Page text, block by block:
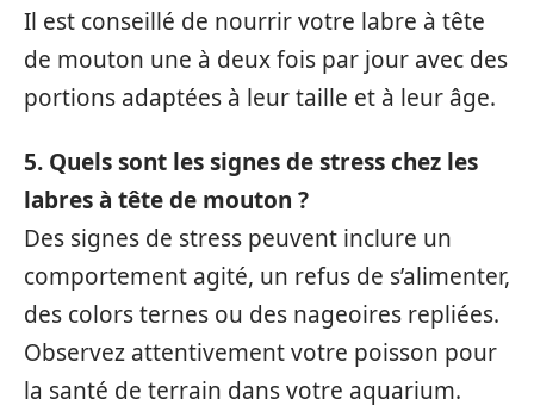
Il est conseillé de nourrir votre labre à tête
de mouton une à deux fois par jour avec des
portions adaptées à leur taille et à leur âge.
5. Quels sont les signes de stress chez les
labres à tête de mouton ?
Des signes de stress peuvent inclure un
comportement agité, un refus de s’alimenter,
des colors ternes ou des nageoires repliées.
Observez attentivement votre poisson pour
la santé de terrain dans votre aquarium.